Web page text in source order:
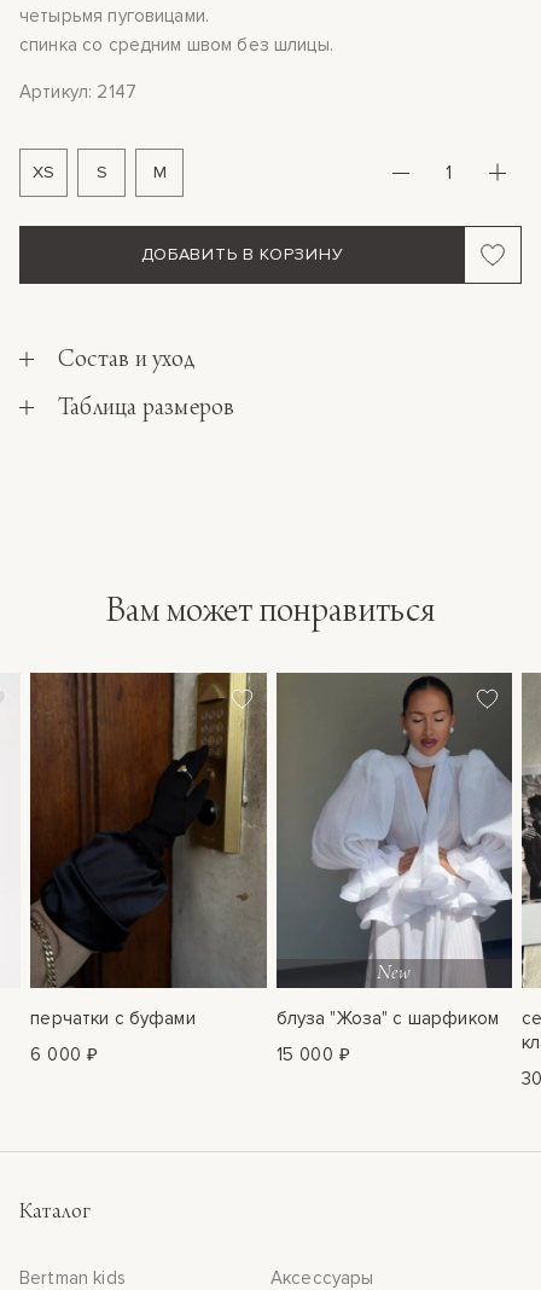
четырьмя пуговицами.
спинка со средним швом без шлицы.
Артикул: 2147
XS S M
ДОБАВИТЬ В КОРЗИНУ
Состав и уход
Таблица размеров
Вам может понравиться
перчатки с буфами
6 000 ₽
New
блуза "Жоза" с шарфиком
15 000 ₽
Каталог
Bertman kids Аксессуары